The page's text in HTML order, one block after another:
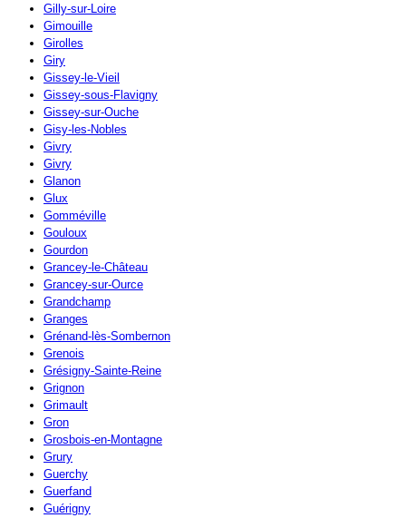
Gilly-sur-Loire
Gimouille
Girolles
Giry
Gissey-le-Vieil
Gissey-sous-Flavigny
Gissey-sur-Ouche
Gisy-les-Nobles
Givry
Givry
Glanon
Glux
Gomméville
Gouloux
Gourdon
Grancey-le-Château
Grancey-sur-Ource
Grandchamp
Granges
Grénand-lès-Sombernon
Grenois
Grésigny-Sainte-Reine
Grignon
Grimault
Gron
Grosbois-en-Montagne
Grury
Guerchy
Guerfand
Guérigny